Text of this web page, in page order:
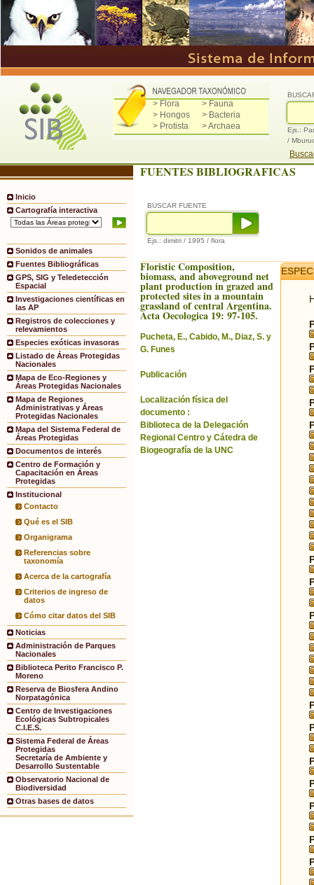
> Flora
> Fauna
> Hongos
> Bacteria
> Protista
> Archaea
Ejs.:
/
Inicio
Cartografía interactiva
Sonidos de animales
Fuentes Bibliográficas
GPS, SIG y Teledetección
Espacial
Investigaciones científicas en
las AP
Registros de colecciones y
relevamientos
Especies exóticas invasoras
Listado de Áreas Protegidas
Nacionales
Mapa de Eco-Regiones y
Áreas Protegidas Nacionales
Mapa de Regiones
Administrativas y Áreas
Protegidas Nacionales
Mapa del Sistema Federal de
Áreas Protegidas
Documentos de interés
Centro de Formación y
Capacitación en Áreas
Protegidas
Institucional
Contacto
Qué es el SIB
Organigrama
Referencias sobre
taxonomía
Acerca de la cartografía
Criterios de ingreso de
datos
Cómo citar datos del SIB
Noticias
Administración de Parques
Nacionales
Biblioteca Perito Francisco P.
Moreno
Reserva de Biosfera Andino
Norpatagónica
Centro de Investigaciones
Ecológicas Subtropicales
C.I.E.S.
Sistema Federal de Áreas
Protegidas
Secretaría de Ambiente y
Desarrollo Sustentable
Observatorio Nacional de
Biodiversidad
Otras bases de datos
FUENTES BIBLIOGRAFICAS
BUSCAR FUENTE
Ejs.: dimitri / 1995 / flora
Floristic Composition,
biomass, and aboveground net
plant production in grazed and
protected sites in a mountain
grassland of central Argentina.
Acta Oecologica 19: 97-105.
Pucheta, E., Cabido, M., Diaz, S. y
G. Funes
Publicación
Localización física del
documento :
Biblioteca de la Delegación
Regional Centro y Cátedra de
Biogeografía de la UNC